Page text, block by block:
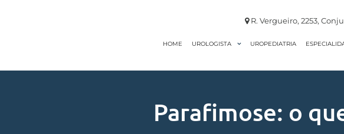
R. Vergueiro, 2253,
HOME UROLOGISTA UROPEDIATRIA
Parafimose: o